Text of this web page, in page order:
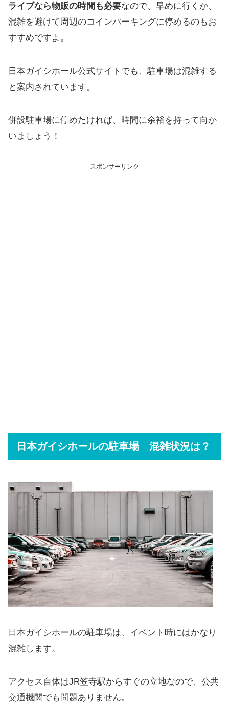
ライブなら物販の時間も必要なので、早めに行くか、
混雑を避けて周辺のコインパーキングに停めるのもお
すすめですよ。
日本ガイシホール公式サイトでも、駐車場は混雑する
と案内されています。
併設駐車場に停めたければ、時間に余裕を持って向か
いましょう！
スポンサーリンク
日本ガイシホールの駐車場 混雑状況は？
日本ガイシホールの駐車場は、 イベント時にはかなり
混雑します。
アクセス自体はJR笠寺駅からすぐの立地なので、公共
交通機関でも問題ありません。